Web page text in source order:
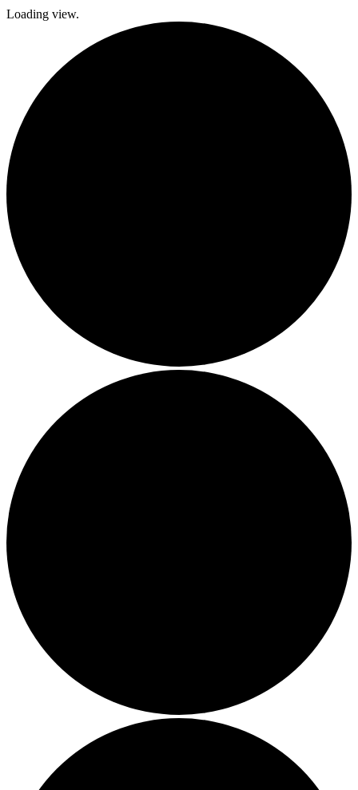
Loading view.